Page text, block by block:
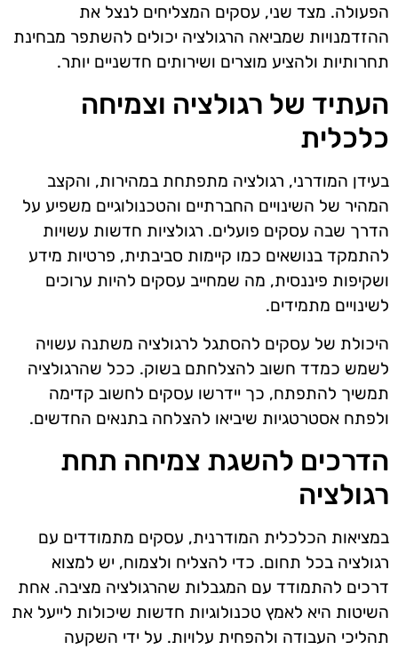
הפעולה. מצד שני, עסקים המצליחים לנצל את
ההזדמנויות שמביאה הרגולציה יכולים להשתפר מבחינת
תחרותיות ולהציע מוצרים ושירותים חדשניים יותר.
העתיד של רגולציה וצמיחה
כלכלית
בעידן המודרני, רגולציה מתפתחת במהירות, והקצב
המהיר של השינויים החברתיים והטכנולוגיים משפיע על
הדרך שבה עסקים פועלים. רגולציות חדשות עשויות
להתמקד בנושאים כמו קיימות סביבתית, פרטיות מידע
ושקיפות פיננסית, מה שמחייב עסקים להיות ערוכים
לשינויים מתמידים.
היכולת של עסקים להסתגל לרגולציה משתנה עשויה
לשמש כמדד חשוב להצלחתם בשוק. ככל שהרגולציה
תמשיך להתפתח, כך יידרשו עסקים לחשוב קדימה
ולפתח אסטרטגיות שיביאו להצלחה בתנאים החדשים.
הדרכים להשגת צמיחה תחת
רגולציה
במציאות הכלכלית המודרנית, עסקים מתמודדים עם
רגולציה בכל תחום. כדי להצליח ולצמוח, יש למצוא
דרכים להתמודד עם המגבלות שהרגולציה מציבה. אחת
השיטות היא לאמץ טכנולוגיות חדשות שיכולות לייעל את
תהליכי העבודה ולהפחית עלויות. על ידי השקעה